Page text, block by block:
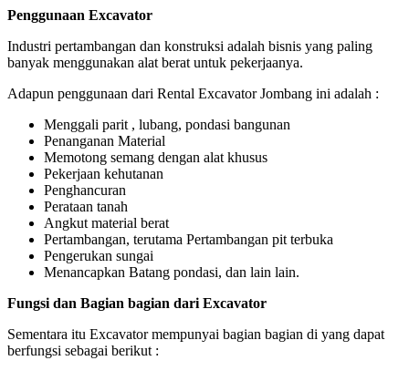
Penggunaan Excavator
Industri pertambangan dan konstruksi adalah bisnis yang paling
banyak menggunakan alat berat untuk pekerjaanya.
Adapun penggunaan dari Rental Excavator Jombang ini adalah :
Menggali parit , lubang, pondasi bangunan
Penanganan Material
Memotong semang dengan alat khusus
Pekerjaan kehutanan
Penghancuran
Perataan tanah
Angkut material berat
Pertambangan, terutama Pertambangan pit terbuka
Pengerukan sungai
Menancapkan Batang pondasi, dan lain lain.
Fungsi dan Bagian bagian dari Excavator
Sementara itu Excavator mempunyai bagian bagian di yang dapat
berfungsi sebagai berikut :